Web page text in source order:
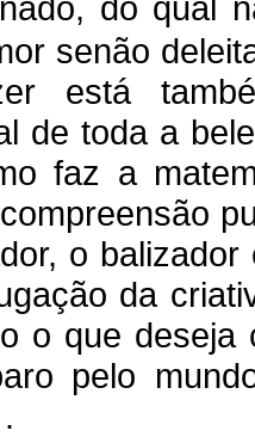
senão
está
de toda a
faz a
o
da
o que deseja
pelo
.